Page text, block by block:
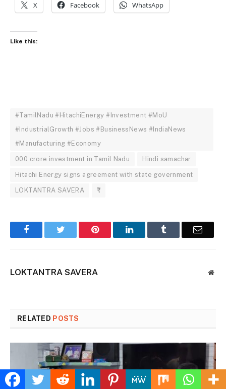
X Facebook WhatsApp
Like this:
#TamilNadu #HitachiEnergy #Investment #MoU
#IndustrialGrowth #Jobs #BusinessNews #IndiaNews
#Manufacturing #Economy
000 crore investment in Tamil Nadu Hindi samachar
Hitachi Energy signs agreement with state government
LOKTANTRA SAVERA ₹1
FacebookTwitter Pinterest LinkedInTumblr Email
LOKTANTRA SAVERA
RELATED POSTS